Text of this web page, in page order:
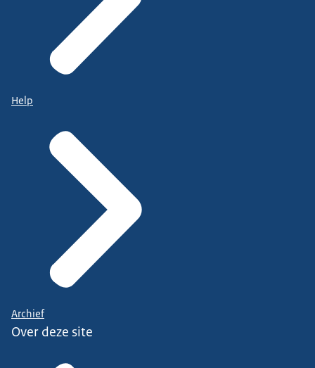
Help
Archief
Over deze site